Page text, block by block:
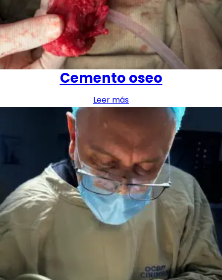
Cemento oseo
Leer más